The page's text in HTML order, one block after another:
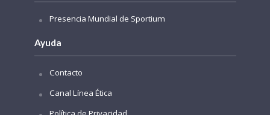
Presencia Mundial de Sportium
Ayuda
Contacto
Canal Línea Ética